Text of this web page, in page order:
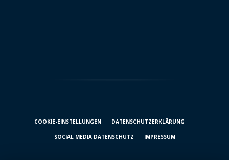
COOKIE-EINSTELLUNGEN DATENSCHUTZ­ERKLÄRUNG
SOCIAL MEDIA DATENSCHUTZ IMPRESSUM